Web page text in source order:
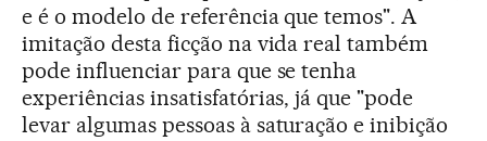
e é o modelo de referência que temos". A
imitação desta ficção na vida real também
pode influenciar para que se tenha
experiências insatisfatórias, já que "pode
levar algumas pessoas à saturação e inibição